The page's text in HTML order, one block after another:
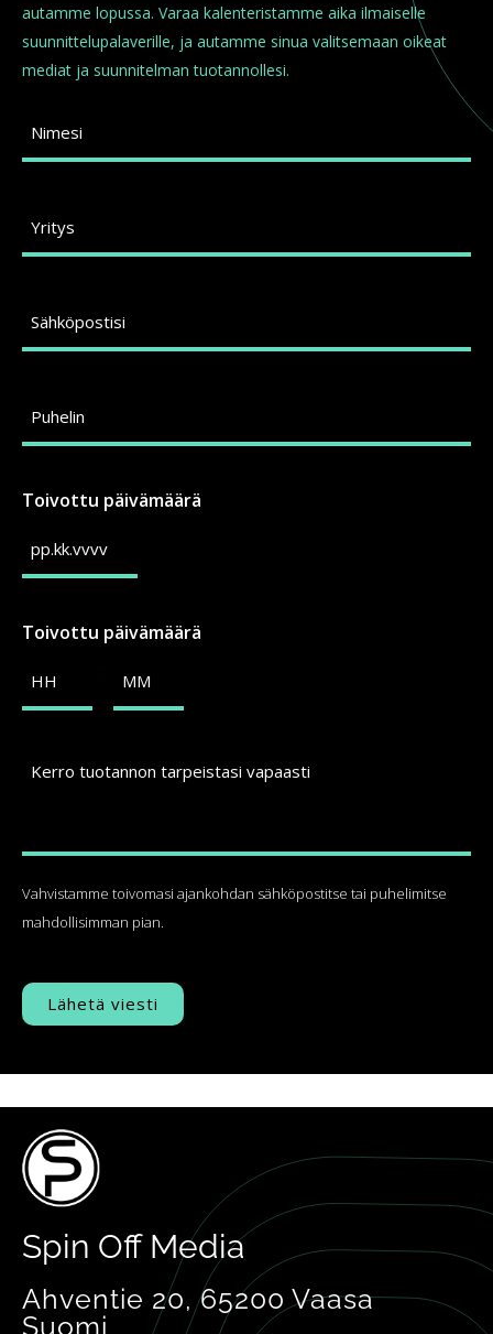
autamme lopussa. Varaa kalenteristamme aika ilmaiselle
suunnittelupalaverille, ja autamme sinua valitsemaan oikeat
mediat ja suunnitelman tuotannollesi.
Toivottu päivämäärä
Toivottu päivämäärä
Kerro
vapaasti
Vahvistamme toivomasi ajankohdan sähköpostitse tai puhelimitse
mahdollisimman pian.
Spin Off Media
Ahventie 20, 65200 Vaasa
Suomi